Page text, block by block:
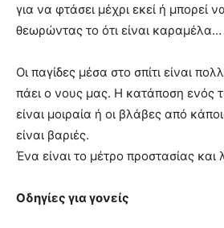
για να φτάσει μέχρι εκεί ή μπορεί
θεωρώντας το ότι είναι καραμέλα…
Οι παγίδες μέσα στο σπίτι είναι
πάει ο νους μας. Η κατάποση ενός
είναι μοιραία ή οι βλάβες από
είναι βαριές.
Ένα είναι το μέτρο προστασίας
Οδηγίες για γονείς